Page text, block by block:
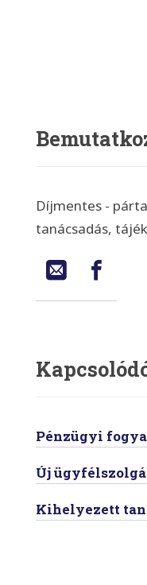
Díjmentes -
tanácsadás,
Közösség:
Email
Pénzügyi
Új
Kihelyezett